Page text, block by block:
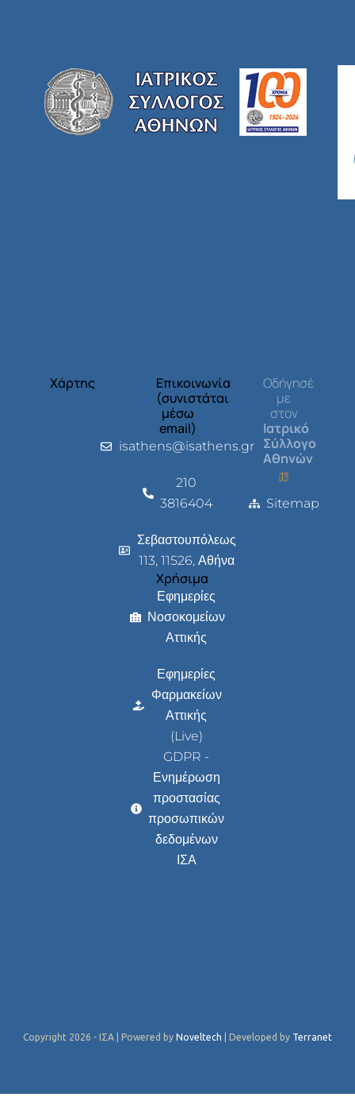
Χάρτης
Επικοινωνία
(συνιστάται
μέσω
email)
isathens@isathens.gr
210
3816404
Σεβαστουπόλεως
113, 11526, Αθήνα
Χρήσιμα
Εφημερίες
Νοσοκομείων
Αττικής
Εφημερίες
Φαρμακείων
Αττικής
(Live)
GDPR -
Ενημέρωση
προστασίας
προσωπικών
δεδομένων
ΙΣΑ
Οδήγησέ
με
στον
Ιατρικό
Σύλλογο
Αθηνών
Sitemap
Copyright 2026 - ΙΣΑ | Powered by Noveltech | Developed by Terranet